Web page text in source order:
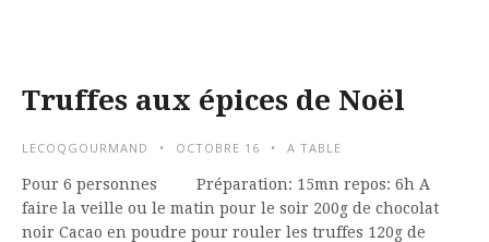
Truffes aux épices de Noël
LECOQGOURMAND OCTOBRE 16 A TABLE
Pour 6 personnes Préparation: 15mn repos: 6h A
faire la veille ou le matin pour le soir 200g de chocolat
noir Cacao en poudre pour rouler les truffes 120g de